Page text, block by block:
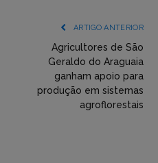
ARTIGO ANTERIOR
Agricultores de São
Geraldo do Araguaia
ganham apoio para
produção em sistemas
agroflorestais